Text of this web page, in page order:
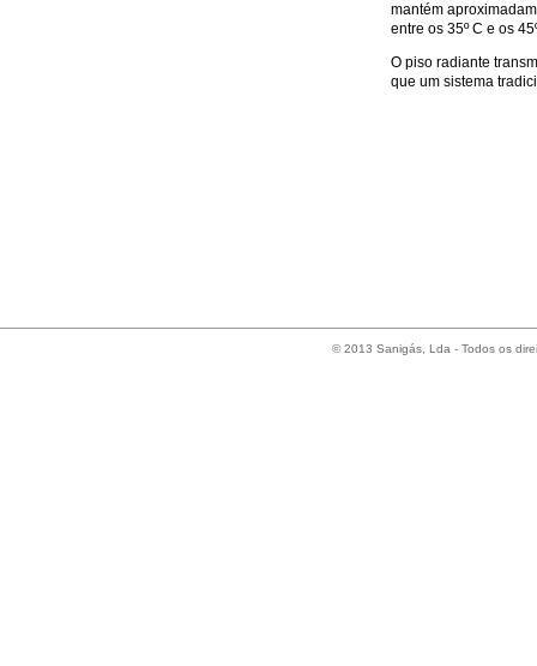
mantém
entre os 35º C e os
O piso radiante
que um sistema
© 2013 Sanigás, Lda - Todos os